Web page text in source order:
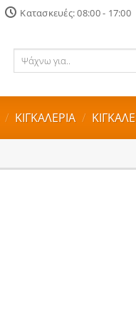
Κατασκευές: 08:00 - 17:00
Ψάχνω
/ ΚΙΓΚΑΛΕΡΙΑ /